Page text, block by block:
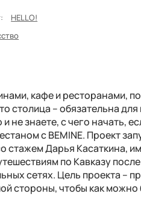
HELLO!
кафе и ресторанами,
столица – обязательна
знаете, с чего начать,
с BEMINE. Проект
стажем Дарья Касаткина,
по Кавказу
сетях. Цель проекта –
стороны, чтобы как